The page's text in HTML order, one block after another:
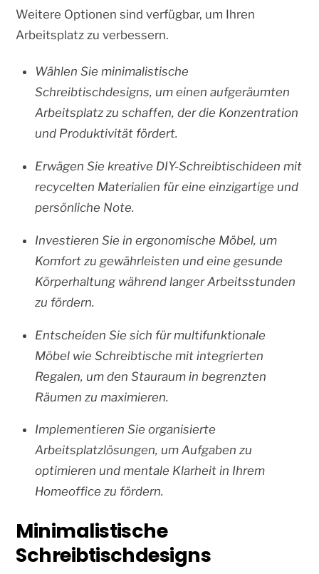
Weitere Optionen sind verfügbar, um Ihren
Arbeitsplatz zu verbessern.
Wählen Sie minimalistische
Schreibtischdesigns, um einen aufgeräumten
Arbeitsplatz zu schaffen, der die Konzentration
und Produktivität fördert.
Erwägen Sie kreative DIY-Schreibtischideen mit
recycelten Materialien für eine einzigartige und
persönliche Note.
Investieren Sie in ergonomische Möbel, um
Komfort zu gewährleisten und eine gesunde
Körperhaltung während langer Arbeitsstunden
zu fördern.
Entscheiden Sie sich für multifunktionale
Möbel wie Schreibtische mit integrierten
Regalen, um den Stauraum in begrenzten
Räumen zu maximieren.
Implementieren Sie organisierte
Arbeitsplatzlösungen, um Aufgaben zu
optimieren und mentale Klarheit in Ihrem
Homeoffice zu fördern.
Minimalistische
Schreibtischdesigns